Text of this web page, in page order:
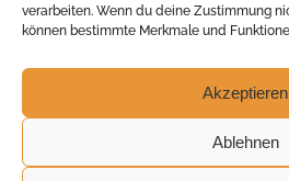
verarbeiten. Wenn du deine Zustimmung
können bestimmte Merkmale und
Akzeptieren
Ablehnen